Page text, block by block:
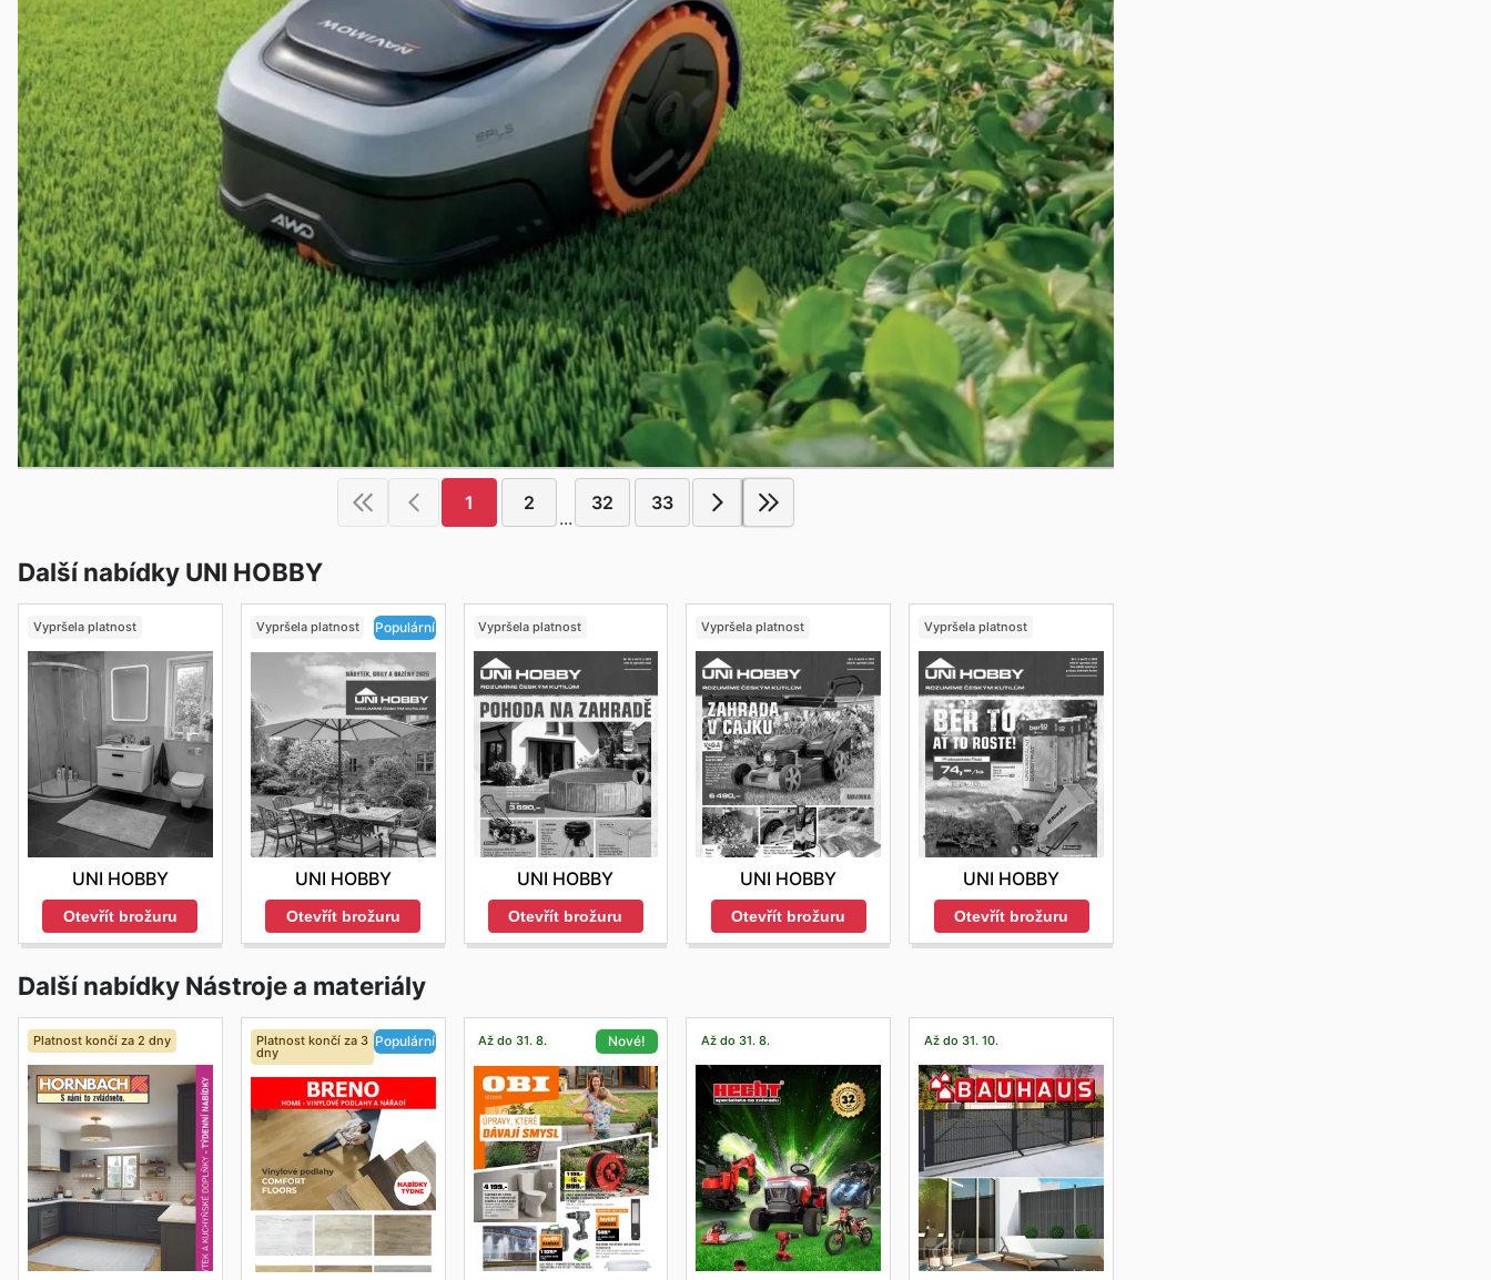
1 2
...
32 33
Další nabídky UNI HOBBY
Vypršela platnost
UNI HOBBY
Otevřít brožuru
Vypršela platnost Populární
UNI HOBBY
Otevřít brožuru
Vypršela platnost
UNI HOBBY
Otevřít brožuru
Vypršela platnost
UNI HOBBY
Otevřít brožuru
Vypršela platnost
UNI HOBBY
Otevřít brožuru
Další nabídky Nástroje a materiály
Platnost končí za 2 dny Platnost končí za 3
dny
Populární Až do 31. 8. Nové! Až do 31. 8. Až do 31. 10.